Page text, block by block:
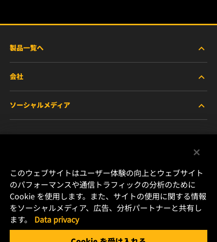
製品一覧へ
商用車および建機・農機・産業用途車両
乗用車および小型トラック
特殊用途向けフィルター
会社
WIXについて
リソース
キャリア
データプライバシー
リーガルノーティス
ソーシャルメディア
Instagram
YouTube
横浜市港北区新横浜2-15-10 YS新横浜ビル2F
このウェブサイトはユーザー体験の向上とウェブサイト
のパフォーマンスや通信トラフィックの分析のために
Cookie を使用します。また、サイトの使用に関する情報
をソーシャルメディア、広告、分析パートナーと共有し
ます。
Data privacy